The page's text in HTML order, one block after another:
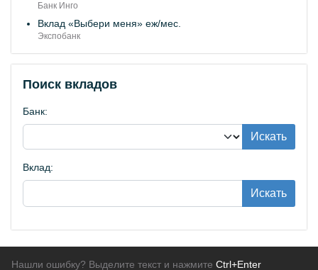
Банк Инго
Вклад «Выбери меня» еж/мес.
Экспобанк
Поиск вкладов
Банк:
Искать
Вклад:
Искать
Нашли ошибку? Выделите текст и нажмите Ctrl+Enter